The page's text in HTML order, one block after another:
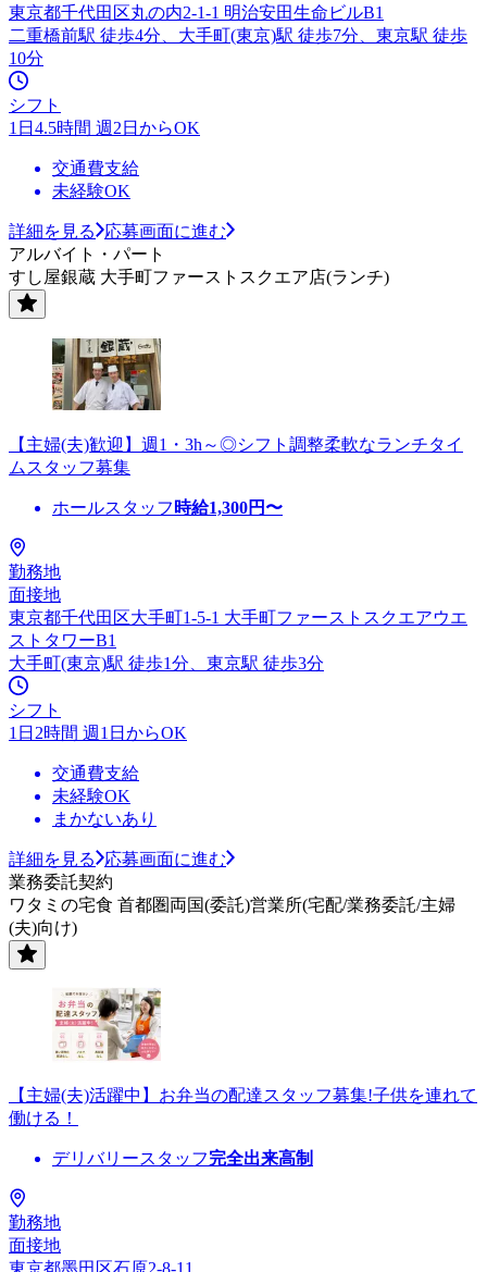
東京都千代田区丸の内2-1-1 明治安田生命ビルB1
二重橋前駅 徒歩4分、大手町(東京)駅 徒歩7分、東京駅 徒歩
10分
シフト
1日4.5時間 週2日からOK
交通費支給
未経験OK
詳細を見る
応募画面に進む
アルバイト・パート
すし屋銀蔵 大手町ファーストスクエア店(ランチ)
【主婦(夫)歓迎】週1・3h～◎シフト調整柔軟なランチタイ
ムスタッフ募集
ホールスタッフ 時給1,300円〜
勤務地
面接地
東京都千代田区大手町1-5-1 大手町ファーストスクエアウエ
ストタワーB1
大手町(東京)駅 徒歩1分、東京駅 徒歩3分
シフト
1日2時間 週1日からOK
交通費支給
未経験OK
まかないあり
詳細を見る
応募画面に進む
業務委託契約
ワタミの宅食 首都圏両国(委託)営業所(宅配/業務委託/主婦
(夫)向け)
【主婦(夫)活躍中】お弁当の配達スタッフ募集!子供を連れて
働ける！
デリバリースタッフ完全出来高制
勤務地
面接地
東京都墨田区石原2-8-11